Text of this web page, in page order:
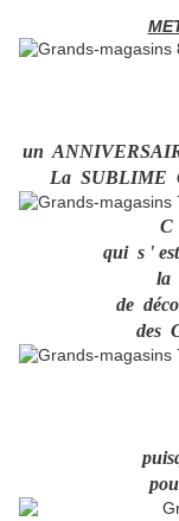
un
La SUBLIME
C
qui s '
la
de
des